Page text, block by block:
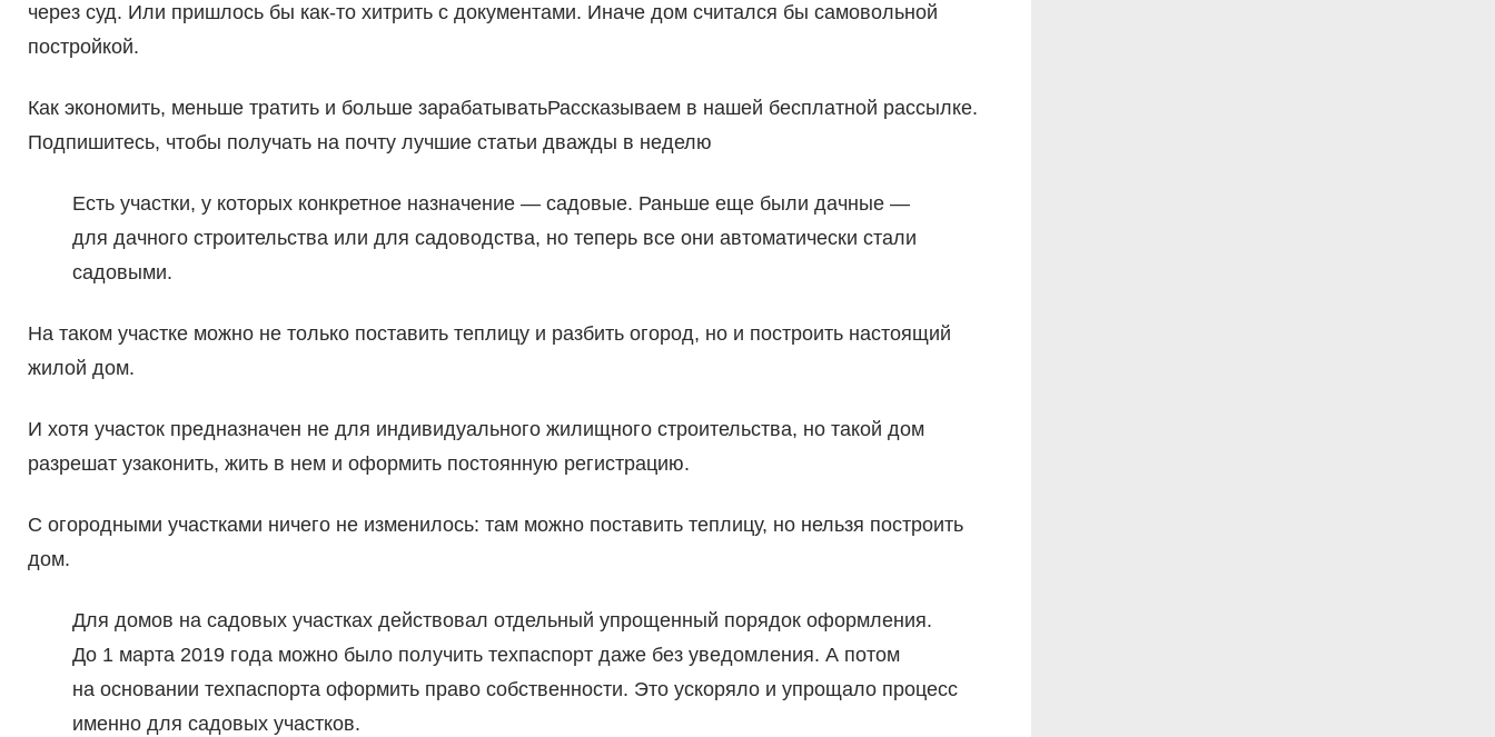
через суд. Или пришлось бы как-то хитрить с документами. Иначе дом считался бы самовольной
постройкой.
Как экономить, меньше тратить и больше зарабатыватьРассказываем в нашей бесплатной рассылке.
Подпишитесь, чтобы получать на почту лучшие статьи дважды в неделю
Есть участки, у которых конкретное назначение — садовые. Раньше еще были дачные —
для дачного строительства или для садоводства, но теперь все они автоматически стали
садовыми.
На таком участке можно не только поставить теплицу и разбить огород, но и построить настоящий
жилой дом.
И хотя участок предназначен не для индивидуального жилищного строительства, но такой дом
разрешат узаконить, жить в нем и оформить постоянную регистрацию.
С огородными участками ничего не изменилось: там можно поставить теплицу, но нельзя построить
дом.
Для домов на садовых участках действовал отдельный упрощенный порядок оформления.
До 1 марта 2019 года можно было получить техпаспорт даже без уведомления. А потом
на основании техпаспорта оформить право собственности. Это ускоряло и упрощало процесс
именно для садовых участков.